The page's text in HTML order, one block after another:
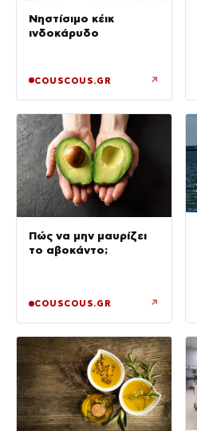
Νηστίσιμο κέικ
ινδοκάρυδο
COUSCOUS.GR ↗
Πώς να μην μαυρίζει
το αβοκάντο;
COUSCOUS.GR ↗